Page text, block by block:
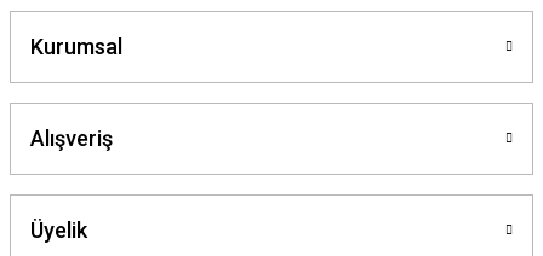
Kurumsal
Alışveriş
Üyelik